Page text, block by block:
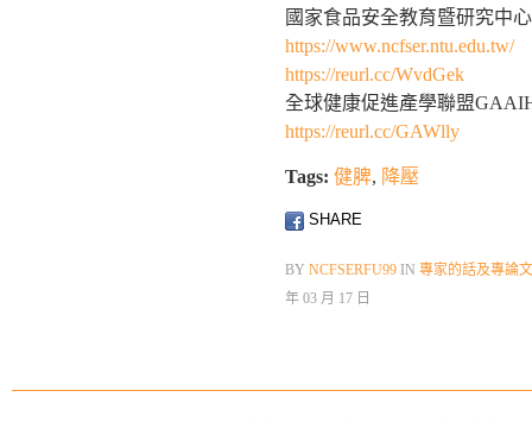
國家食品安全教育暨研究中心
https://www.ncfser.ntu.edu.tw/
https://reurl.cc/WvdGek
全球健康促進產學聯盟
https://reurl.cc/GAWlly
Tags: 健脾, 降壓
SHARE
BY NCFSERFU99 IN 專家的話及專論
年 03 月 17 日